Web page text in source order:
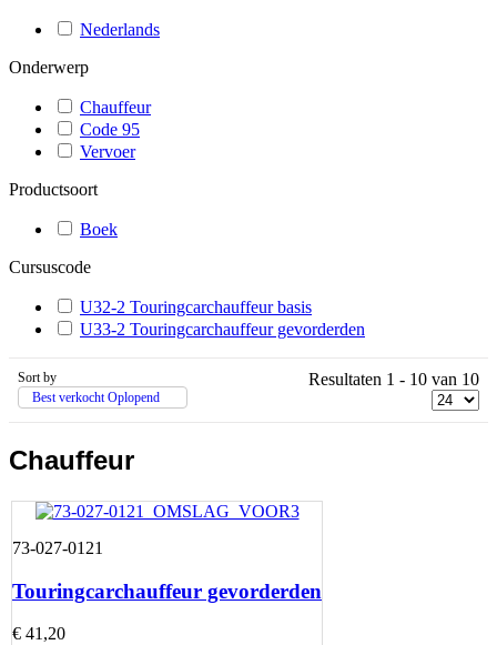
Nederlands
Onderwerp
Chauffeur
Code 95
Vervoer
Productsoort
Boek
Cursuscode
U32-2 Touringcarchauffeur basis
U33-2 Touringcarchauffeur gevorderden
Sort by
Best verkocht Oplopend
Resultaten 1 - 10 van 10
Chauffeur
73-027-0121
Touringcarchauffeur gevorderden
€ 41,20